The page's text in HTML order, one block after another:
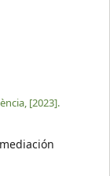
[2023].